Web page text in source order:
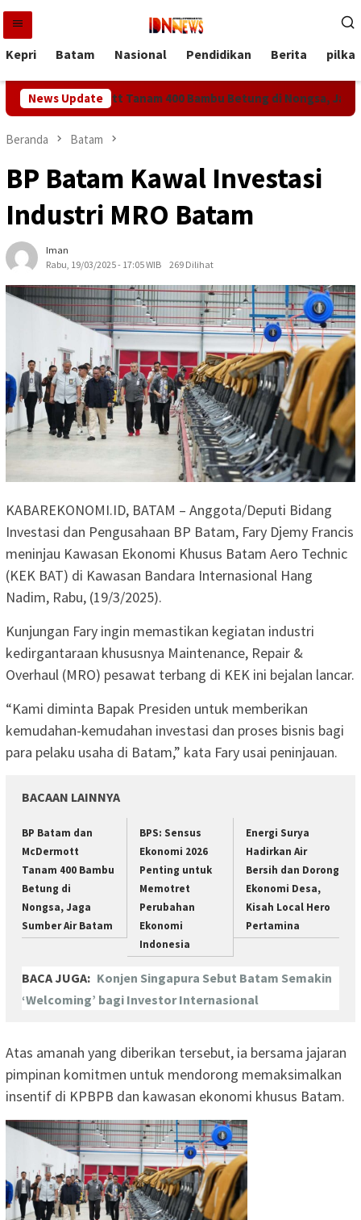
Loncat
konten
Kepri Batam Nasional Pendidikan Berita
News Update
dan McDermott Tanam 400 Bambu Betung di Nongsa, Jaga
Beranda Batam
BP Batam Kawal Investasi
Industri MRO Batam
Iman
Rabu, 19/03/2025 - 17:05 WIB
269 Dilihat
KABAREKONOMI.ID, BATAM – Anggota/Deputi Bidang
Investasi dan Pengusahaan BP Batam, Fary Djemy Francis
meninjau Kawasan Ekonomi Khusus Batam Aero Technic
(KEK BAT) di Kawasan Bandara Internasional Hang
Nadim, Rabu, (19/3/2025).
Kunjungan Fary ingin memastikan kegiatan industri
kedirgantaraan khususnya Maintenance, Repair &
Overhaul (MRO) pesawat terbang di KEK ini bejalan lancar.
“Kami diminta Bapak Presiden untuk memberikan
kemudahan-kemudahan investasi dan proses bisnis bagi
para pelaku usaha di Batam,” kata Fary usai peninjauan.
BACAAN LAINNYA
BP Batam dan
McDermott
Tanam 400 Bambu
Betung di
Nongsa, Jaga
Sumber Air Batam
BPS: Sensus
Ekonomi 2026
Penting untuk
Memotret
Perubahan
Ekonomi
Indonesia
Energi Surya
Hadirkan Air
Bersih dan Dorong
Ekonomi Desa,
Kisah Local Hero
Pertamina
BACA JUGA: Konjen Singapura Sebut Batam Semakin
‘Welcoming’ bagi Investor Internasional
Atas amanah yang diberikan tersebut, ia bersama jajaran
pimpinan komitmen untuk mendorong memaksimalkan
insentif di KPBPB dan kawasan ekonomi khusus Batam.